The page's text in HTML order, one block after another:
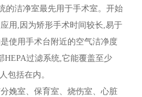
洁净室最先用于手术室。开始
用,因为矫形手术时间较长,易于
使用手术台附近的空气洁净度
HEPA过滤系统,它能覆盖至少
包括在内。
娩室、保育室、烧伤室、心脏